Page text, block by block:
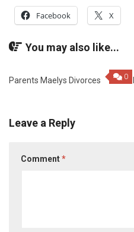
Facebook X
You may also like...
0
Parents Maelys Divorces
Leave a Reply
Comment*